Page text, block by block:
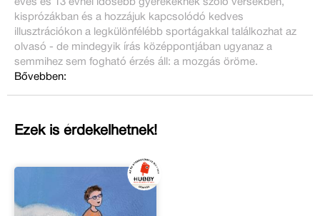
éves és 13 évnél idősebb gyerekeknek szóló versekben,
kisprózákban és a hozzájuk kapcsolódó kedves
illusztrációkon a legkülönfélébb sportágakkal találkozhat az
olvasó - de mindegyik írás középpontjában ugyanaz a
semmihez sem fogható érzés áll: a mozgás öröme.
Bővebben:
Ezek is érdekelhetnek!